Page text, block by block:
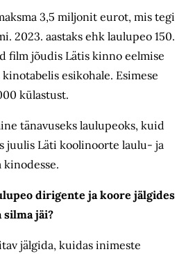
3,5 miljonit eurot, mis tegi
2023. aastaks ehk laulupeo 150.
film jõudis Lätis kinno eelmise
esikohale. Esimese
külastust.
tänavuseks laulupeoks, kuid
juulis Läti koolinoorte laulu- ja
dirigente ja koore jälgides
jäi?
jälgida, kuidas inimeste